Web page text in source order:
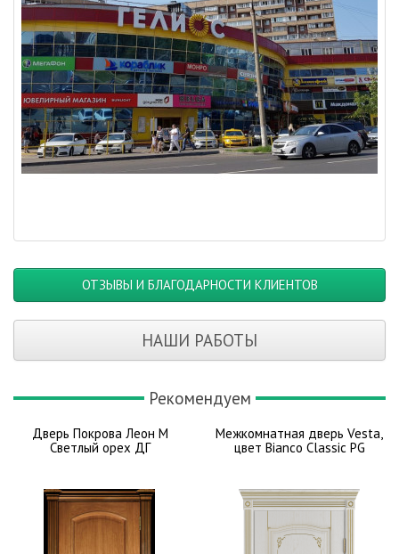
ОТЗЫВЫ И БЛАГОДАРНОСТИ КЛИЕНТОВ
НАШИ РАБОТЫ
Рекомендуем
Дверь Покрова Леон М
Светлый орех ДГ
Межкомнатная дверь Vesta,
цвет Bianco Classic PG